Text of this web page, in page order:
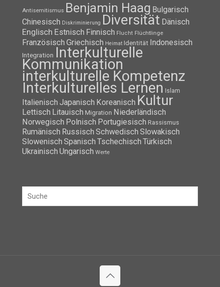
Antisemitismus Benjamin Haag Bulgarisch
Chinesisch Diskriminierung Diversität Dänisch
Englisch Estnisch Finnisch Flucht Flüchtlinge
Französisch Griechisch Heimat Identität Indonesisch
Integration Interkulturelle
Kommunikation
interkulturelle Kompetenz
Interkulturelles Lernen Islam
Italienisch Japanisch Koreanisch Kultur
Lettisch Litauisch Migration Niederländisch
Norwegisch Polnisch Portugiesisch Rassismus
Rumänisch Russisch Schwedisch Slowakisch
Slowenisch Spanisch Tschechisch Türkisch
Ukrainisch Ungarisch Werte